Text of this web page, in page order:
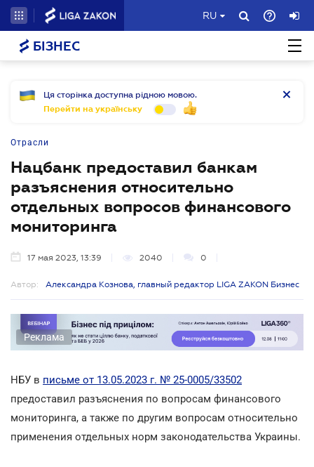
RU
БІЗНЕС
Ця сторінка доступна рідною мовою.
Перейти на українську
Отрасли
Нацбанк предоставил банкам
разъяснения относительно
отдельных вопросов финансового
мониторинга
17 мая 2023, 13:39 2040 0
Автор: Александра Кознова, главный редактор LIGA ZAKON Бизнес
Реклама
НБУ в письме от 13.05.2023 г. № 25-0005/33502
предоставил разъяснения по вопросам финансового
мониторинга, а также по другим вопросам относительно
применения отдельных норм законодательства Украины.